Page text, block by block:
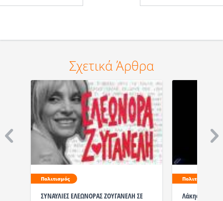
Σχετικά Άρθρα
Πολιτισμός
ΣΥΝΑΥΛΙΕΣ ΕΛΕΩΝΟΡΑΣ ΖΟΥΓΑΝΕΛΗ ΣΕ
Πολιτισμός
Λάκης